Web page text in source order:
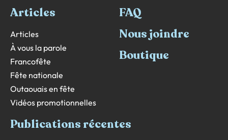
Articles
Articles
À vous la parole
Francofête
Fête nationale
Outaouais en fête
Vidéos promotionnelles
FAQ
Nous joindre
Boutique
Publications récentes